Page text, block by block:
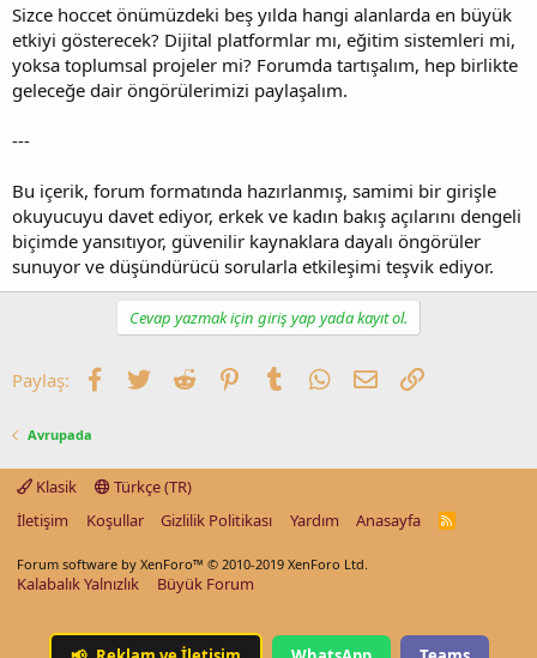
Sizce hoccet önümüzdeki beş yılda hangi alanlarda en büyük
etkiyi gösterecek? Dijital platformlar mı, eğitim sistemleri mi,
yoksa toplumsal projeler mi? Forumda tartışalım, hep birlikte
geleceğe dair öngörülerimizi paylaşalım.
---
Bu içerik, forum formatında hazırlanmış, samimi bir girişle
okuyucuyu davet ediyor, erkek ve kadın bakış açılarını dengeli
biçimde yansıtıyor, güvenilir kaynaklara dayalı öngörüler
sunuyor ve düşündürücü sorularla etkileşimi teşvik ediyor.
Cevap yazmak için giriş yap yada kayıt ol.
Paylaş: Facebook
TwitterReddit PinterestTumblrWhatsApp
E-postaLink
Avrupada
Klasik
Türkçe (TR)
İletişim
Koşullar Gizlilik Politikası Yardım Anasayfa
R
Forum software by XenForo™ © 2010-2019 XenForo Ltd.
Kalabalık Yalnızlık Büyük Forum